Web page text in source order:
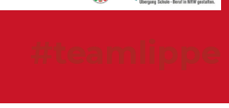
#teamlippe